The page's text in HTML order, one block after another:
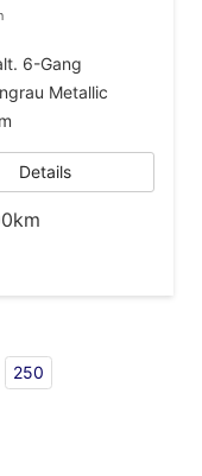
6-Gang
Metallic
Details
250